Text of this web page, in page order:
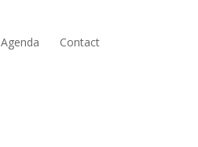
Agenda Contact